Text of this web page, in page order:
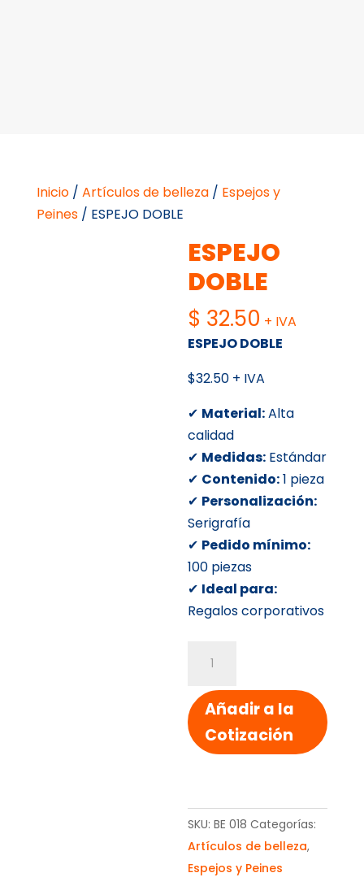
Inicio/ Artículos de belleza/ Espejos y
Peines/ ESPEJO DOBLE
ESPEJO
DOBLE
$ 32.50 + IVA
ESPEJO DOBLE
$32.50 + IVA
✔ Material:Alta
calidad
✔ Medidas: Estándar
✔ Contenido:1 pieza
✔ Personalización:
Serigrafía
✔ Pedido mínimo:
100 piezas
✔ Ideal para:
Regalos corporativos
DOBLE
cantidad
Añadir a la
Cotización
SKU:BE 018 Categorías:
Artículos de belleza,
Espejos y Peines